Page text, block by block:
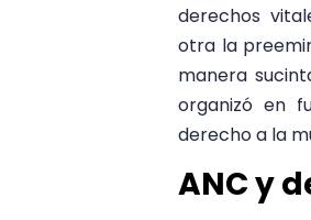
derechos
otra la
manera
organizó en
derecho a la
ANC y